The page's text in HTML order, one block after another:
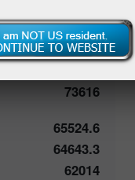
65512.1
65908.8
73616
65524.6
64643.3
62014